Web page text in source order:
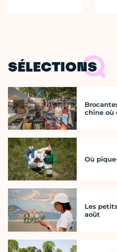
SÉLECTIONS
chine où
Où
Les
août